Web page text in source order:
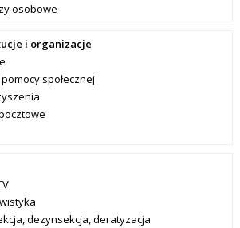
osobowe
i organizacje
społecznej
dezynsekcja, deratyzacja